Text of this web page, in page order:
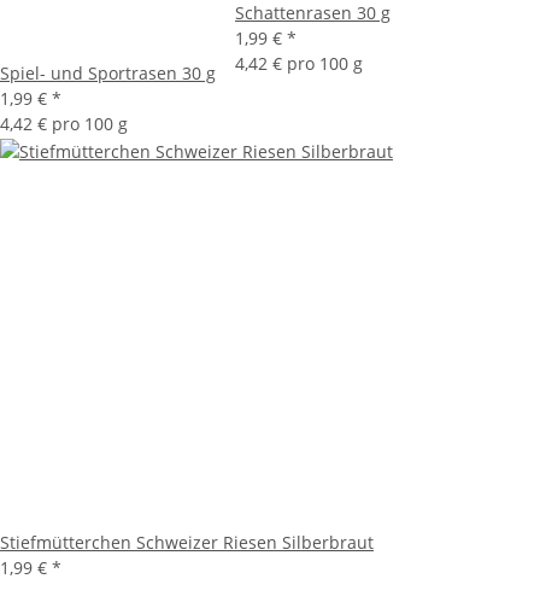
Spiel- und Sportrasen 30 g
1,99 € *
4,42 € pro 100 g
Schattenrasen 30 g
1,99 € *
4,42 € pro 100 g
Stiefmütterchen Schweizer Riesen Silberbraut
1,99 € *